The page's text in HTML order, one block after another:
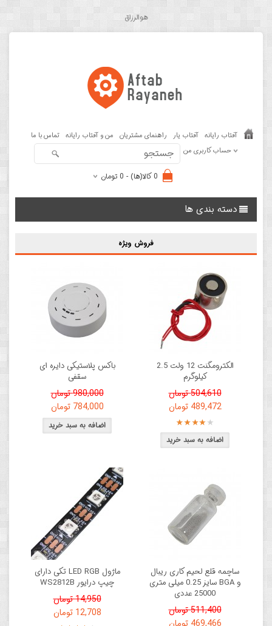
هوالرزاق
آفتاب رایانه آفتاب یار راهنمای مشتریان من و آفتاب رایانه تماس با ما
حساب کاربری من
0 کالا(ها) - 0 تومان
دسته بندی ها
فروش ویژه
الکترومگنت 12 ولت 2.5
کیلوگرم
504,610 تومان
489,472 تومان
باکس پلاستیکی دایره ای
سقفی
980,000 تومان
784,000 تومان
ساچمه قلع لحیم کاری ریبال
و BGA سایز 0.25 میلی متری
25000 عددی
511,400 تومان
ماژول LED RGB تکی دارای
چیپ درایور WS2812B
14,950 تومان
12,708 تومان